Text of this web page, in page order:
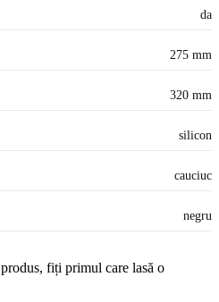
da
275 mm
320 mm
silicon
cauciuc
negru
fiți primul care lasă o